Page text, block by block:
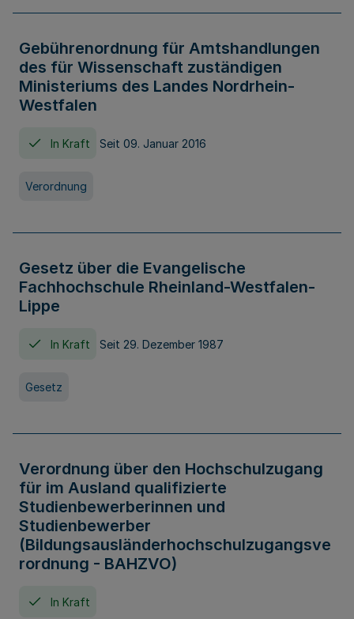
Gebührenordnung für Amtshandlungen
des für Wissenschaft zuständigen
Ministeriums des Landes Nordrhein-
Westfalen
In Kraft Seit 09. Januar 2016
Verordnung
Gesetz über die Evangelische
Fachhochschule Rheinland-Westfalen-
Lippe
In Kraft Seit 29. Dezember 1987
Gesetz
Verordnung über den Hochschulzugang
für im Ausland qualifizierte
Studienbewerberinnen und
Studienbewerber
(Bildungsausländerhochschulzugangsve
rordnung - BAHZVO)
In Kraft